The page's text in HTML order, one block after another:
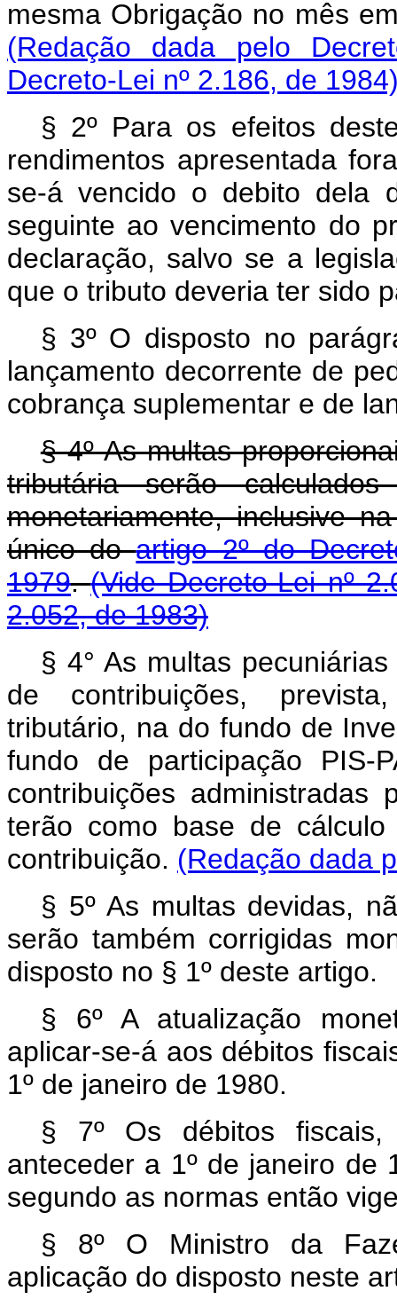
mesma Obrigação no mês
(Redação dada pelo
Decreto-Lei nº 2.186, de
§ 2º Para os efeitos
rendimentos apresentada
se-á vencido o debito dela
seguinte ao vencimento do
declaração, salvo se a
que o tributo deveria ter sido
§ 3º O disposto no
lançamento decorrente de
cobrança suplementar e de
§ 4º As multas
tributária serão
monetariamente, inclusive
único doartigo 2º do
1979.(Vide Decreto-Lei nº
2.052, de 1983)
§ 4° As multas
de contribuições,
tributário, na do fundo de
fundo de participação PIS-
contribuições administradas
terão como base de
contribuição. (Redação dada
§ 5º As multas devidas,
serão também corrigidas
disposto no § 1º deste artigo.
§ 6º A atualização
aplicar-se-á aos débitos
1º de janeiro de 1980.
§ 7º Os débitos
anteceder a 1º de janeiro de
segundo as normas então
§ 8º O Ministro da
aplicação do disposto neste